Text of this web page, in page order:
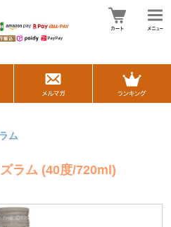
ム
ラム (40度/720ml)